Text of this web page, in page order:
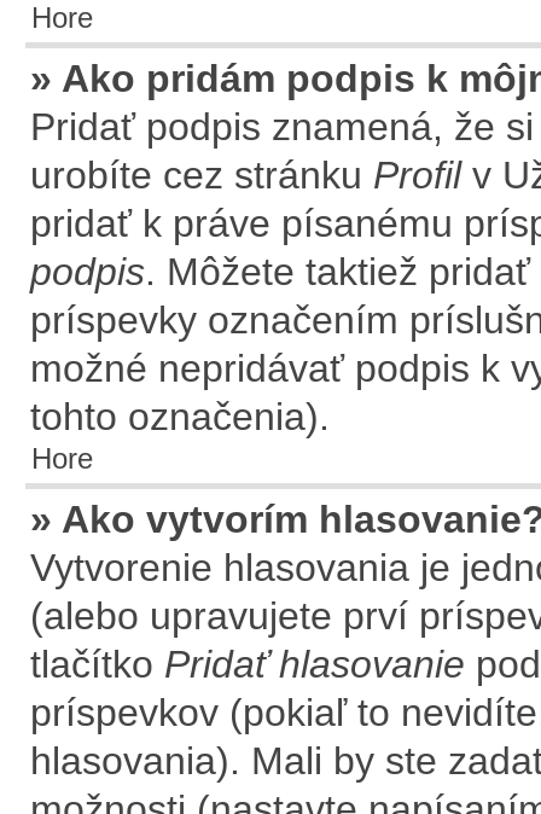
Hore
» Ako pridám podpis k
Pridať podpis znamená, že
urobíte cez stránku Profilv
pridať k práve písanému
podpis. Môžete taktiež
príspevky označením
možné nepridávať podpis k
tohto označenia).
Hore
» Ako vytvorím
Vytvorenie hlasovania je
(alebo upravujete prví
tlačítko Pridať hlasovanie
príspevkov (pokiaľ to
hlasovania). Mali by ste